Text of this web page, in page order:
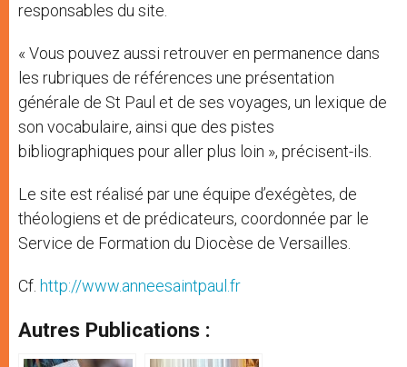
responsables du site.
« Vous pouvez aussi retrouver en permanence dans
les rubriques de références une présentation
générale de St Paul et de ses voyages, un lexique de
son vocabulaire, ainsi que des pistes
bibliographiques pour aller plus loin », précisent-ils.
Le site est réalisé par une équipe d’exégètes, de
théologiens et de prédicateurs, coordonnée par le
Service de Formation du Diocèse de Versailles.
Cf. http://www.anneesaintpaul.fr
Autres Publications :